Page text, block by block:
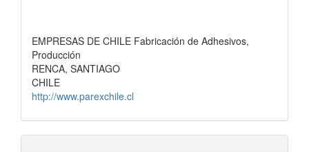
EMPRESAS DE CHILE Fabricación de Adhesivos,
Producción
RENCA, SANTIAGO
CHILE
http://www.parexchile.cl